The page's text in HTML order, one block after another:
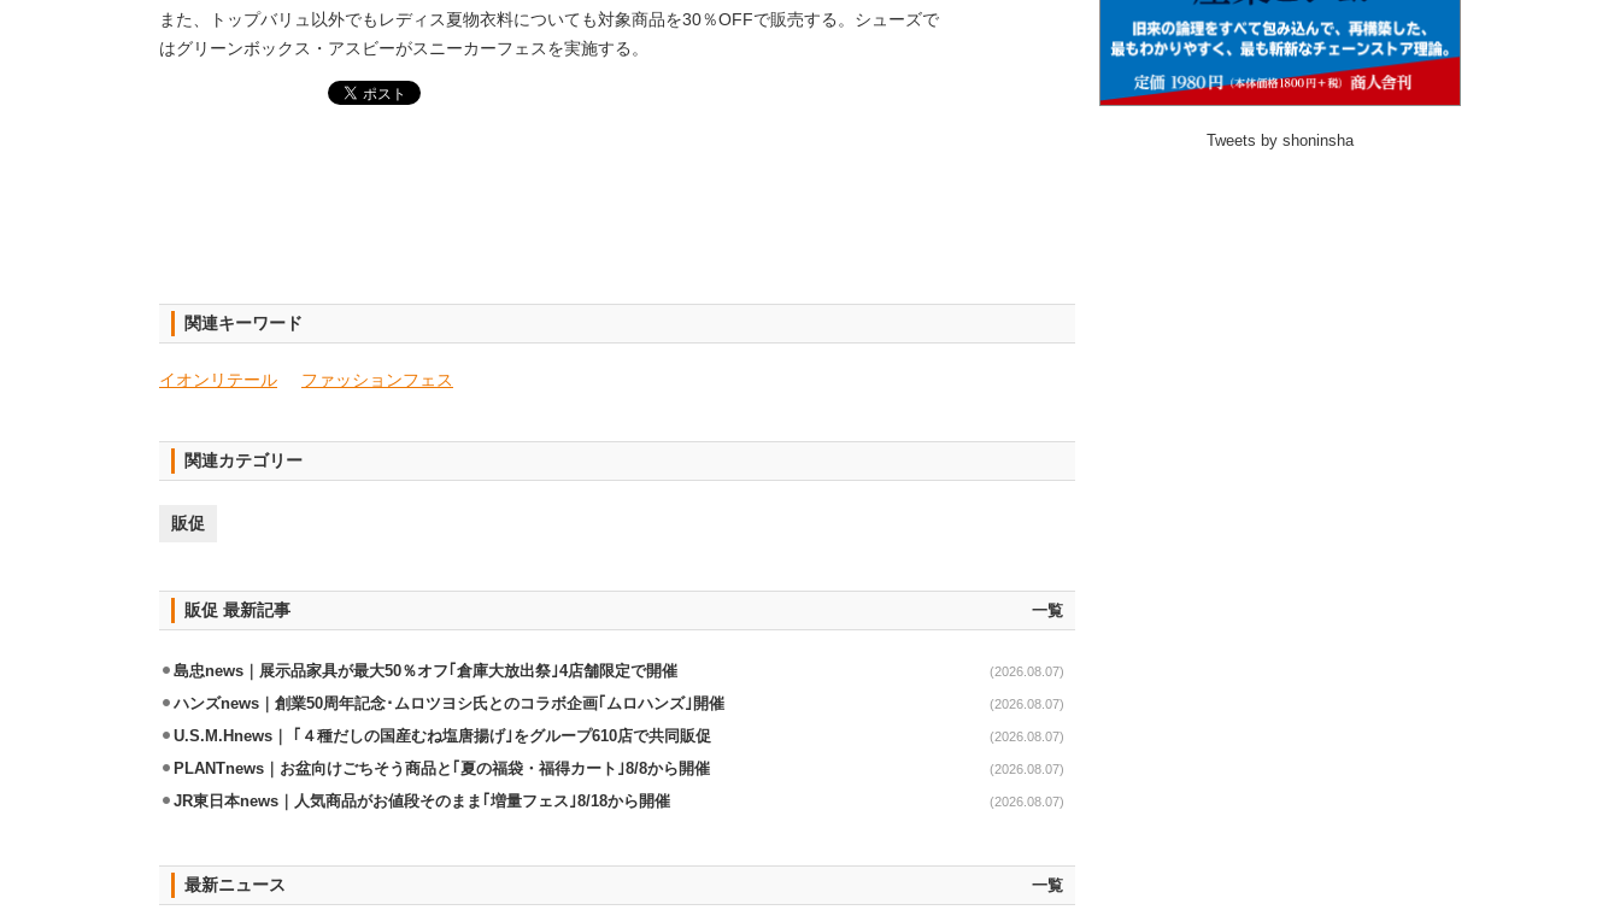
また、トップバリュ以外でもレディス夏物衣料についても対象商品を30％OFFで販売する。シューズで
はグリーンボックス・アスビーがスニーカーフェスを実施する。
関連キーワード
イオンリテール ファッションフェス
関連カテゴリー
販促
販促 最新記事 一覧
島忠news｜展示品家具が最大50％オフ｢倉庫大放出祭｣4店舗限定で開催 (2026.08.07)
ハンズnews｜創業50周年記念･ムロツヨシ氏とのコラボ企画｢ムロハンズ｣開催 (2026.08.07)
U.S.M.Hnews｜ ｢４種だしの国産むね塩唐揚げ｣をグループ610店で共同販促 (2026.08.07)
PLANTnews｜お盆向けごちそう商品と｢夏の福袋・福得カート｣8/8から開催 (2026.08.07)
JR東日本news｜人気商品がお値段そのまま｢増量フェス｣8/18から開催 (2026.08.07)
最新ニュース 一覧
Tweets by shoninsha